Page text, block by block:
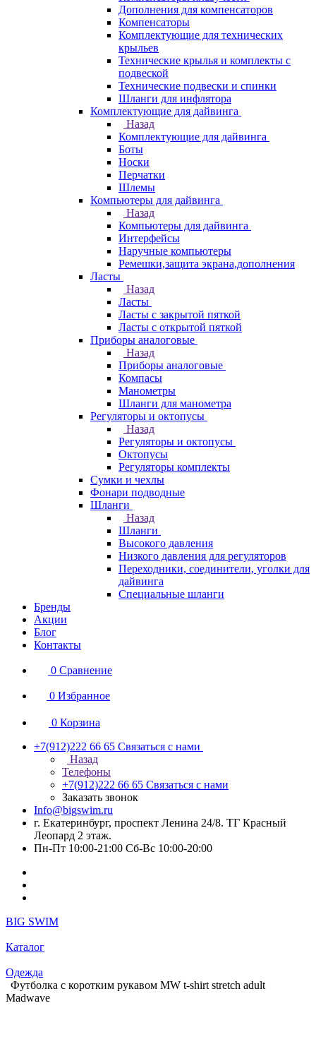
Дополнения для компенсаторов
Компенсаторы
Комплектующие для технических
крыльев
Технические крылья и комплекты с
подвеской
Технические подвески и спинки
Шланги для инфлятора
Комплектующие для дайвинга
Назад
Комплектующие для дайвинга
Боты
Носки
Перчатки
Шлемы
Компьютеры для дайвинга
Назад
Компьютеры для дайвинга
Интерфейсы
Наручные компьютеры
Ремешки,защита экрана,дополнения
Ласты
Назад
Ласты
Ласты с закрытой пяткой
Ласты с открытой пяткой
Приборы аналоговые
Назад
Приборы аналоговые
Компасы
Манометры
Шланги для манометра
Регуляторы и октопусы
Назад
Регуляторы и октопусы
Октопусы
Регуляторы комплекты
Сумки и чехлы
Фонари подводные
Шланги
Назад
Шланги
Высокого давления
Низкого давления для регуляторов
Переходники, соединители, уголки для
дайвинга
Специальные шланги
Бренды
Акции
Блог
Контакты
0 Сравнение
0 Избранное
0 Корзина
+7(912)222 66 65 Связаться с нами
Назад
Телефоны
+7(912)222 66 65 Связаться с нами
Заказать звонок
Info@bigswim.ru
г. Екатеринбург, проспект Ленина 24/8. ТГ Красный
Леопард 2 этаж.
Пн-Пт 10:00-21:00 Сб-Вс 10:00-20:00
BIG SWIM
Каталог
Одежда
Футболка с коротким рукавом MW t-shirt stretch adult
Madwave